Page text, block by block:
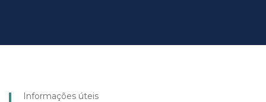
Informações úteis